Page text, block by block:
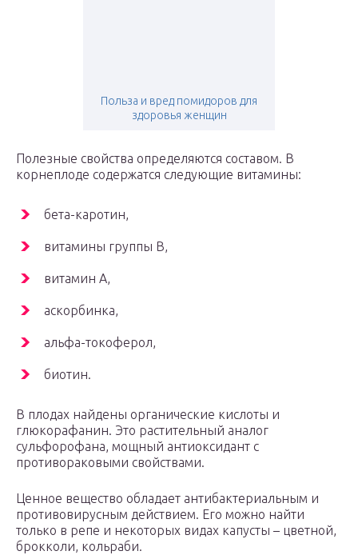
Польза и вред помидоров для
здоровья женщин
Полезные свойства определяются составом. В
корнеплоде содержатся следующие витамины:
бета-каротин,
витамины группы B,
витамин A,
аскорбинка,
альфа-токоферол,
биотин.
В плодах найдены органические кислоты и
глюкорафанин. Это растительный аналог
сульфорофана, мощный антиоксидант с
противораковыми свойствами.
Ценное вещество обладает антибактериальным и
противовирусным действием. Его можно найти
только в репе и некоторых видах капусты – цветной,
брокколи, кольраби.